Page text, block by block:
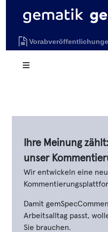
Ihre Meinung
unser
Wir entwickeln eine
Damit
Arbeitsalltag passt,
Sie brauchen.